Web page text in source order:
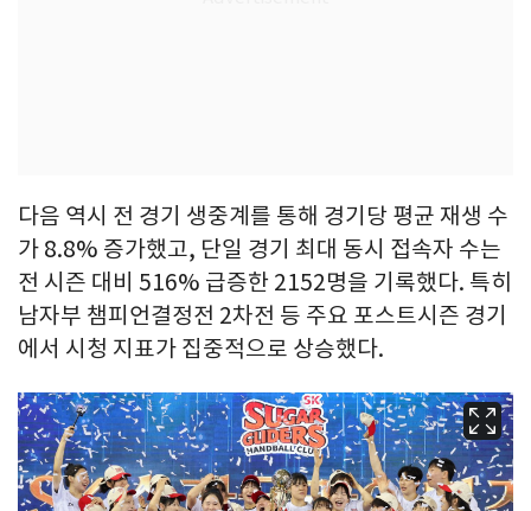
다음 역시 전 경기 생중계를 통해 경기당 평균 재생 수
가 8.8% 증가했고, 단일 경기 최대 동시 접속자 수는
전 시즌 대비 516% 급증한 2152명을 기록했다. 특히
남자부 챔피언결정전 2차전 등 주요 포스트시즌 경기
에서 시청 지표가 집중적으로 상승했다.